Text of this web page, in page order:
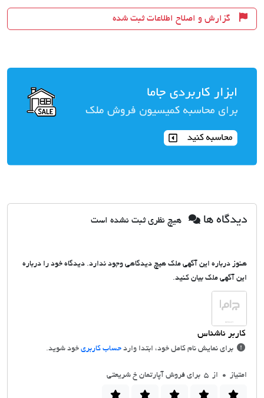
گزارش و اصلاح اطلاعات ثبت شده
دیدگاه ها هیچ نظری ثبت نشده است
هنوز درباره این آگهی ملک هیچ دیدگاهی وجود ندارد. دیدگاه خود را درباره
این آگهی ملک بیان کنید.
برای نمایش نام کامل خود، ابتدا وارد حساب کاربری خود شوید.
امتیاز 0 از 5 برای فروش آپارتمان خ شریعتی